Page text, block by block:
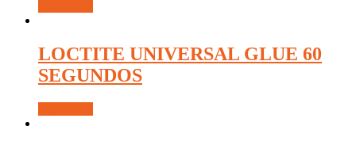
LOCTITE UNIVERSAL GLUE 60
SEGUNDOS